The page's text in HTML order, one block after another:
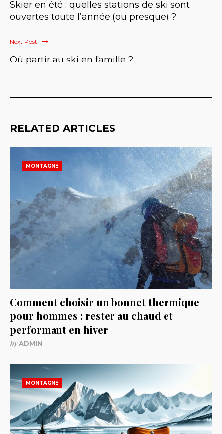
Skier en été : quelles stations de ski sont
ouvertes toute l’année (ou presque) ?
Next Post
Où partir au ski en famille ?
RELATED ARTICLES
MONTAGNE
Comment choisir un bonnet thermique
pour hommes : rester au chaud et
performant en hiver
byADMIN
MONTAGNE